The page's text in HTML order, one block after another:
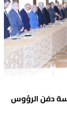
دفن الرؤوس